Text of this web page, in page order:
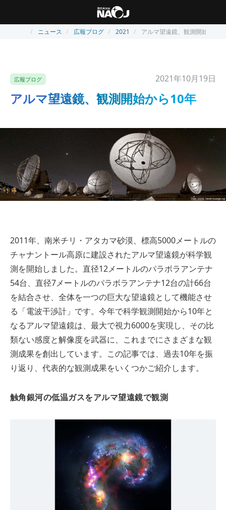
ニュース 広報ブログ 2021 アルマ望遠鏡、観測開始から
広報ブログ 2021年10月19日
アルマ望遠鏡、観測開始から10年
2011年、南米チリ・アタカマ砂漠、標高5000メートルの
チャナントール高原に建設されたアルマ望遠鏡が科学観
測を開始しました。直径12メートルのパラボラアンテナ
54台、直径7メートルのパラボラアンテナ12台の計66台
を結合させ、全体を一つの巨大な望遠鏡として機能させ
る「電波干渉計」です。今年で科学観測開始から10年と
なるアルマ望遠鏡は、最大で視力6000を実現し、その比
類ない感度と解像度を武器に、これまでにさまざまな観
測成果を創出しています。この記事では、過去10年を振
り返り、代表的な観測成果をいくつかご紹介します。
触角銀河の低温ガスをアルマ望遠鏡で観測